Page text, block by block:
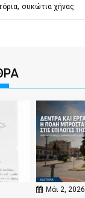
,συκώτια χήνας
Μάι 2, 2026